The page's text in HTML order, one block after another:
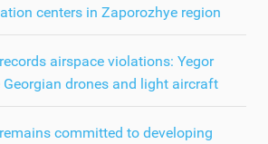
centers in Zaporozhye region
airspace violations: Yegor
Georgian drones and light aircraft
committed to developing